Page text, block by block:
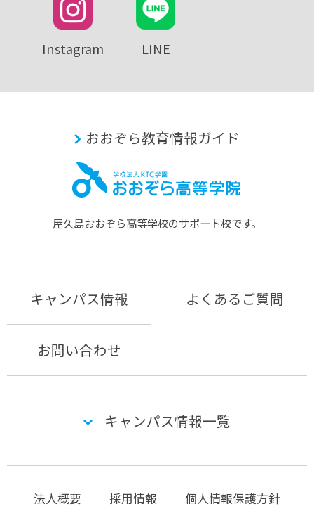
Instagram LINE
おおぞら教育情報ガイド
屋久島おおぞら⾼等学校のサポート校です。
キャンパス情報 よくあるご質問
お問い合わせ
キャンパス情報一覧
法人概要 採用情報
個人情報保護方針